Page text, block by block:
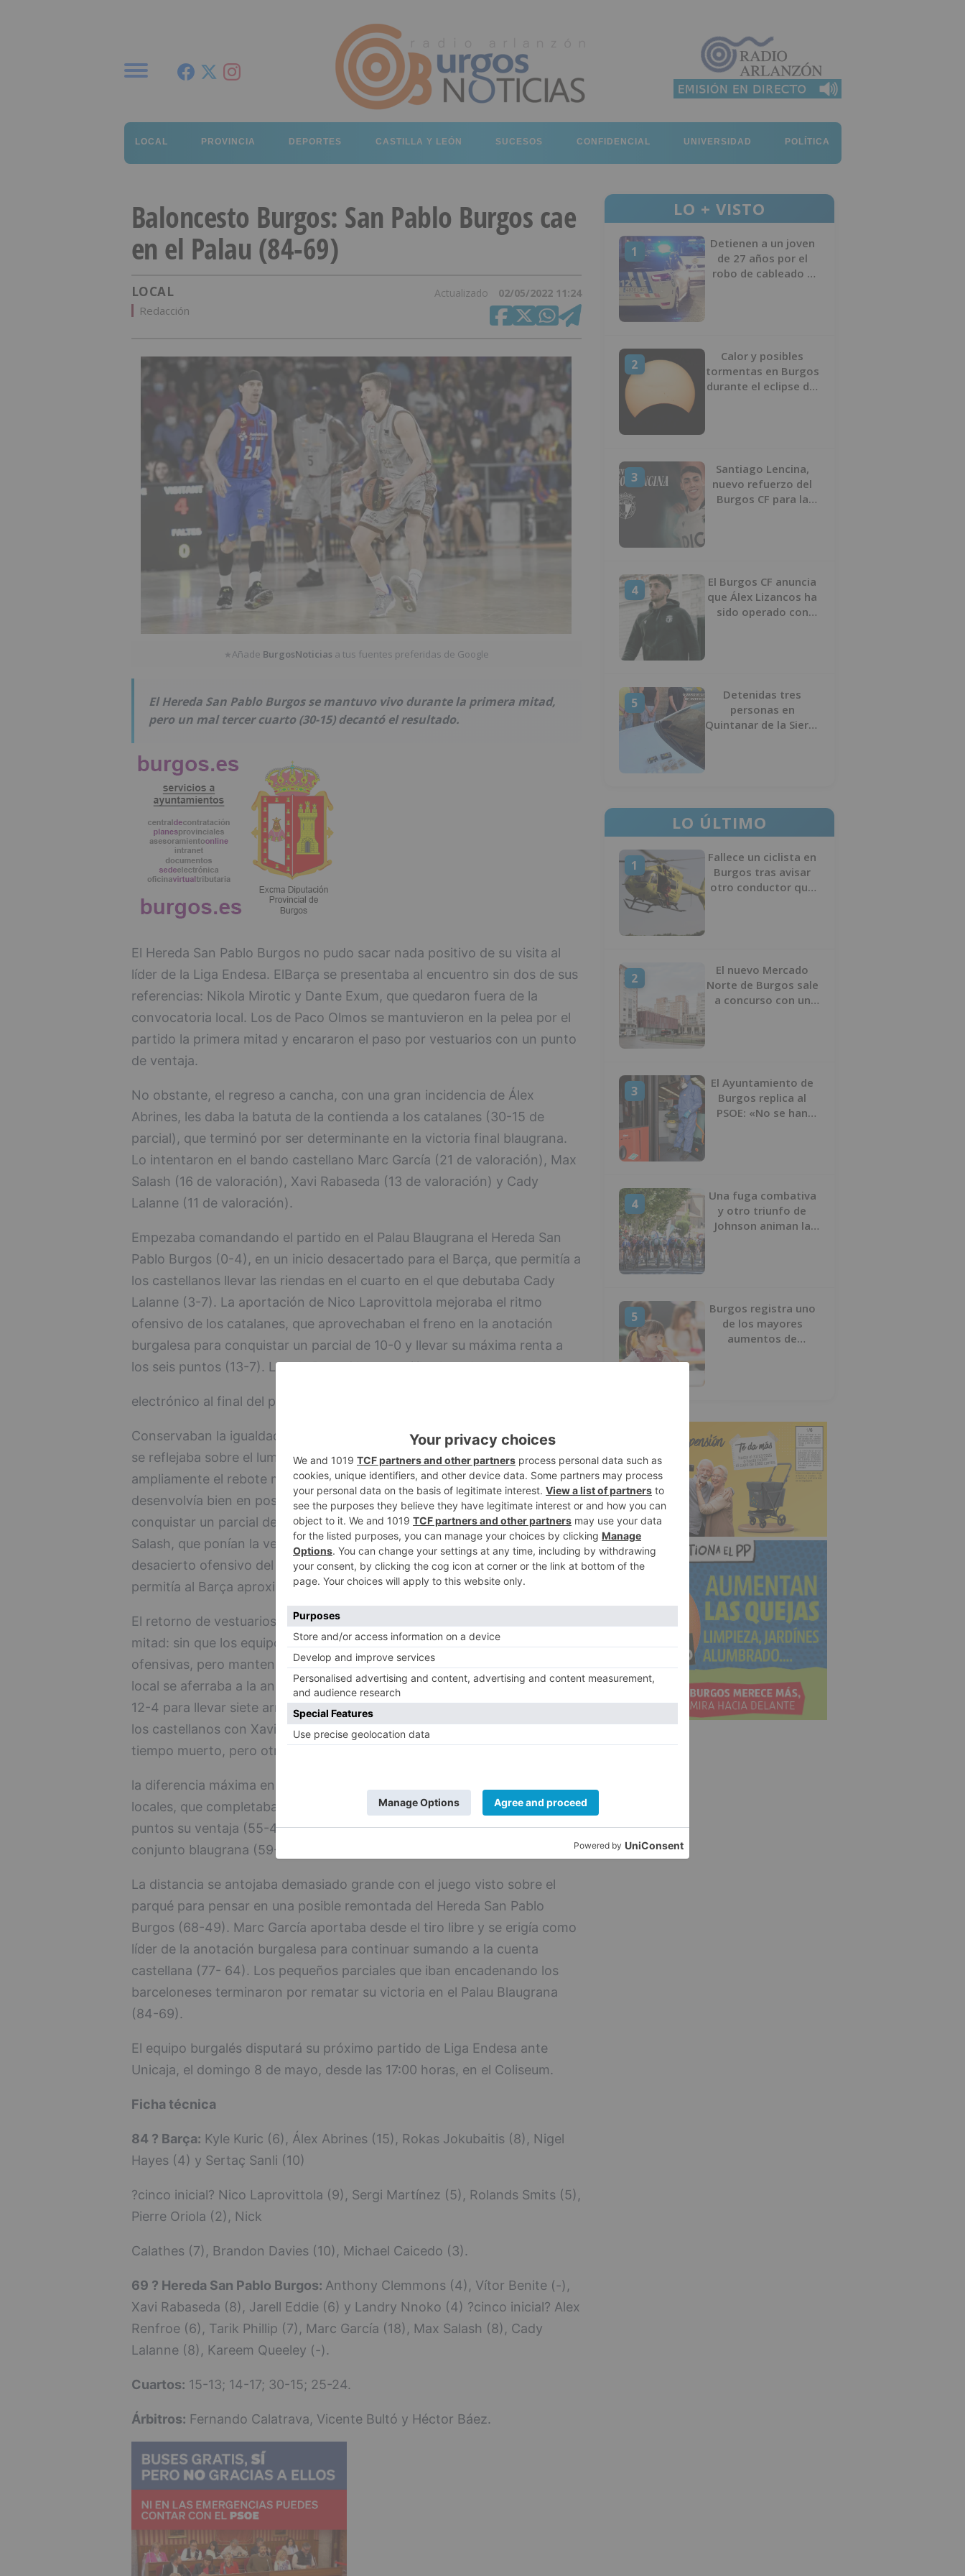
LOCAL PROVINCIA DEPORTES CASTILLA Y LEÓN SUCESOS CONFIDENCIAL UNIVERSIDAD POLÍTICA
Baloncesto Burgos: San Pablo Burgos cae
en el Palau (84-69)
LOCAL Actualizado 02/05/2022 11:24
Redacción
★Añade BurgosNoticias a tus fuentes preferidas de Google
El Hereda San Pablo Burgos se mantuvo vivo durante la primera mitad,
pero un mal tercer cuarto (30-15) decantó el resultado.
El Hereda San Pablo Burgos no pudo sacar nada positivo de su visita al
líder de la Liga Endesa. ElBarça se presentaba al encuentro sin dos de sus
referencias: Nikola Mirotic y Dante Exum, que quedaron fuera de la
convocatoria local. Los de Paco Olmos se mantuvieron en la pelea por el
partido la primera mitad y encararon el paso por vestuarios con un punto
de ventaja.
No obstante, el regreso a cancha, con una gran incidencia de Álex
Abrines, les daba la batuta de la contienda a los catalanes (30-15 de
parcial), que terminó por ser determinante en la victoria final blaugrana.
Lo intentaron en el bando castellano Marc García (21 de valoración), Max
Salash (16 de valoración), Xavi Rabaseda (13 de valoración) y Cady
Lalanne (11 de valoración).
Empezaba comandando el partido en el Palau Blaugrana el Hereda San
Pablo Burgos (0-4), en un inicio desacertado para el Barça, que permitía a
los castellanos llevar las riendas en el cuarto en el que debutaba Cady
Lalanne (3-7). La aportación de Nico Laprovittola mejoraba el ritmo
ofensivo de los catalanes, que aprovechaban el freno en la anotación
burgalesa para conquistar un parcial de 10-0 y llevar su máxima renta a
los seis puntos (13-7). Los de Paco Olmos equilibraban de nuevo el
electrónico al final del periodo (15-13).
Conservaban la igualdad sobre la cancha del Palau ambos equipos, lo que
se reflejaba sobre el luminoso (22-22). El cuadro burgalés dominaba
ampliamente el rebote mediado el cuarto (14 a 22 capturas) y se
desenvolvía bien en posiciones cercanas al aro. Esto le ayudaba a
conquistar un parcial de 0-8, con unos destacados Cady Lalanne y Max
Salash, que ponían la ventaja en máxima de cinco puntos (25-30). El
desacierto ofensivo del Hereda San Pablo Burgos en las últimas jugadas
permitía al Barça aproximarse cuando se alcanzó el descanso (29-30).
El retorno de vestuarios devolvía un duelo con la tónica de la primera
mitad: sin que los equipos tuvieran demasiada fortuna en sus acciones
ofensivas, pero manteniendo igualada la contienda (33-32). El cuadro
local se aferraba a la anotación de Álex Abrines, que lideraba un parcial de
12-4 para llevar siete arriba a los locales (43-36). Intentaban recuperarse
los castellanos con Xavi Rabaseda y Cady Lalanne a la salida de un
tiempo muerto, pero otra vez Abrines golpeaba y ponía
la diferencia máxima en 10 puntos (50-40). Carburaba el ataque de los
locales, que completaban un parcial de 12-0 para llevar hasta los 15
puntos su ventaja (55-40). El tercer cuarto se cerró con claro dominio del
conjunto blaugrana (59-45).
La distancia se antojaba demasiado grande con el juego visto sobre el
parqué para pensar en una posible remontada del Hereda San Pablo
Burgos (68-49). Marc García aportaba desde el tiro libre y se erigía como
líder de la anotación burgalesa para continuar sumando a la cuenta
castellana (77- 64). Los pequeños parciales que iban encadenando los
barceloneses terminaron por rematar su victoria en el Palau Blaugrana
(84-69).
El equipo burgalés disputará su próximo partido de Liga Endesa ante
Unicaja, el domingo 8 de mayo, desde las 17:00 horas, en el Coliseum.
Ficha técnica
84 ? Barça: Kyle Kuric (6), Álex Abrines (15), Rokas Jokubaitis (8), Nigel
Hayes (4) y Sertaç Sanli (10)
?cinco inicial? Nico Laprovittola (9), Sergi Martínez (5), Rolands Smits (5),
Pierre Oriola (2), Nick
Calathes (7), Brandon Davies (10), Michael Caicedo (3).
69 ? Hereda San Pablo Burgos: Anthony Clemmons (4), Vítor Benite (-),
Xavi Rabaseda (8), Jarell Eddie (6) y Landry Nnoko (4) ?cinco inicial? Alex
Renfroe (6), Tarik Phillip (7), Marc García (18), Max Salash (8), Cady
Lalanne (8), Kareem Queeley (-).
Cuartos: 15-13; 14-17; 30-15; 25-24.
Árbitros: Fernando Calatrava, Vicente Bultó y Héctor Báez.
LO + VISTO
1
Detienen a un joven
de 27 años por el
robo de cableado y
2
Calor y posibles
tormentas en Burgos
durante el eclipse del
3
Santiago Lencina,
nuevo refuerzo del
Burgos CF para la
4
El Burgos CF anuncia
que Álex Lizancos ha
sido operado con
5
Detenidas tres
personas en
Quintanar de la Sierra
LO ÚLTIMO
1
Fallece un ciclista en
Burgos tras avisar
otro conductor que
2
El nuevo Mercado
Norte de Burgos sale
a concurso con un
3
El Ayuntamiento de
Burgos replica al
PSOE: «No se han
4
Una fuga combativa
y otro triunfo de
Johnson animan la
5
Burgos registra uno
de los mayores
aumentos de